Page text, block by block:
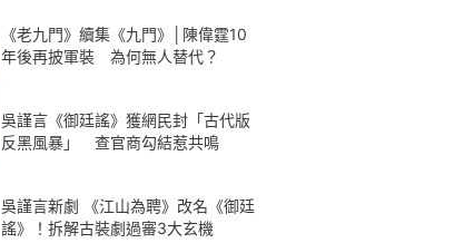
《老九門》續集《九門》│陳偉霆10
年後再披軍裝 為何無人替代？
吳謹言《御廷謠》獲網民封「古代版
反黑風暴」 查官商勾結惹共鳴
吳謹言新劇 《江山為聘》改名《御廷
謠》！拆解古裝劇過審3大玄機